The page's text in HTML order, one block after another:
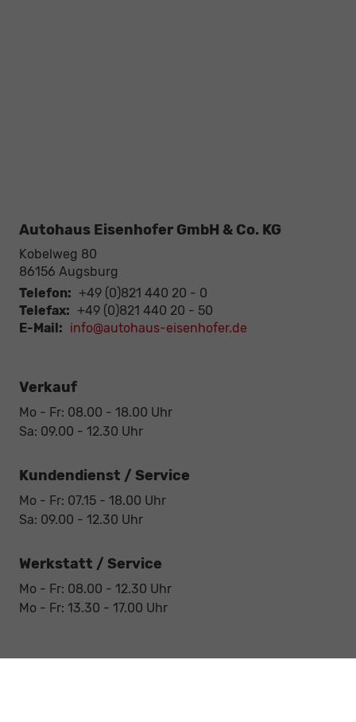
Autohaus Eisenhofer GmbH & Co. KG
Kobelweg 80
86156 Augsburg
Telefon: +49 (0)821 440 20 - 0
Telefax: +49 (0)821 440 20 - 50
E-Mail: info@autohaus-eisenhofer.de
Verkauf
Mo - Fr: 08.00 - 18.00 Uhr
Sa: 09.00 - 12.30 Uhr
Kundendienst / Service
Mo - Fr: 07.15 - 18.00 Uhr
Sa: 09.00 - 12.30 Uhr
Werkstatt / Service
Mo - Fr: 08.00 - 12.30 Uhr
Mo - Fr: 13.30 - 17.00 Uhr